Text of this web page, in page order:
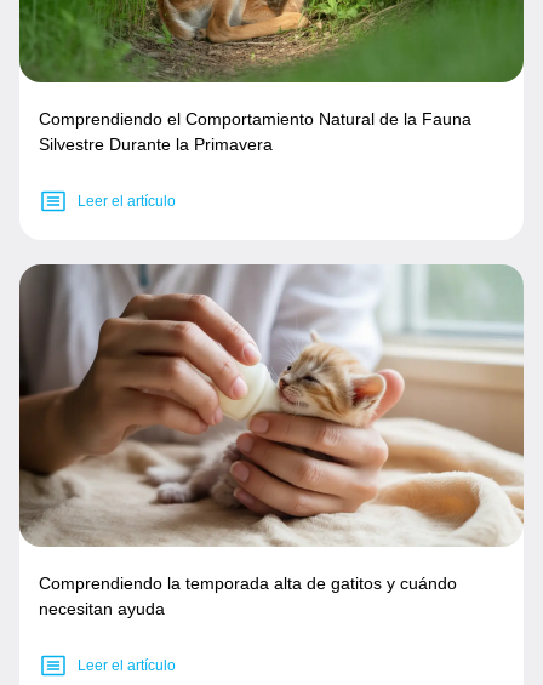
Comprendiendo el Comportamiento Natural de la Fauna
Silvestre Durante la Primavera
Leer el artículo
Comprendiendo la temporada alta de gatitos y cuándo
necesitan ayuda
Leer el artículo